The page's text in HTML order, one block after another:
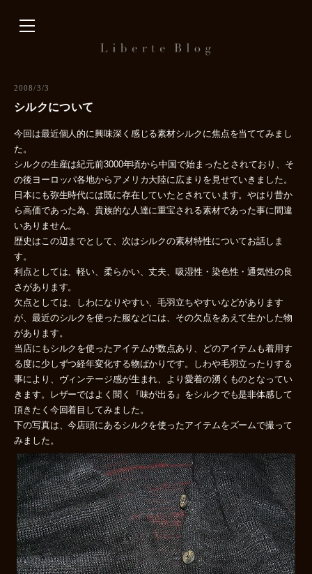
2008/3/3
シルクについて
今回は最近個人的に興味深く感じる素材シルクに焦点を当ててみまし
た。
シルクの生産は紀元前3000年頃から中国で始まったとされており、そ
の後ヨーロッパ各地からアメリカ大陸に広まりを見せていきました。
日本にも弥生時代には既に存在していたとされています。やはり昔か
ら高価であった為、貴族的な人達に重宝される素材であった事に間違
いありません。
歴史はこの辺までとして、次はシルクの素材特性についてお話しま
す。
利点としては、軽い、柔らかい、丈夫、吸湿性・染色性・通気性の良
さがあります。
欠点としては、しわになりやすい、毛羽立ちやすいなどがあります
が、最近のシルクを使った服などには、その欠点をあえて生かした物
があります。
当店にもシルクを使ったアイテムが数点あり、どのアイテムも着用す
る度に少しずつ経年変化する物ばかりです。しわや毛羽立ったりする
事により、ヴィンテージ感が生まれ、より愛着の湧くものとなってい
きます。レザーではよく聞く『味が出る』をシルクでも是非体感して
頂きたく今回着目してみました。
下の写真は、今店頭にあるシルクを使ったアイテムをズームで撮って
みました。